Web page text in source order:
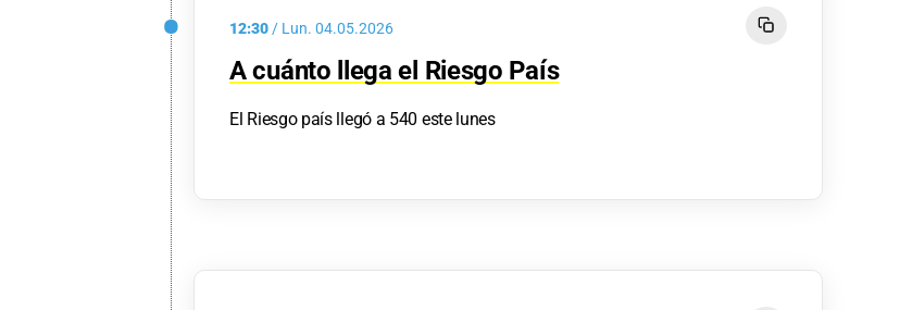
12:30/ Lun. 04.05.2026
A cuánto llega el Riesgo País
El Riesgo país llegó a 540 este lunes